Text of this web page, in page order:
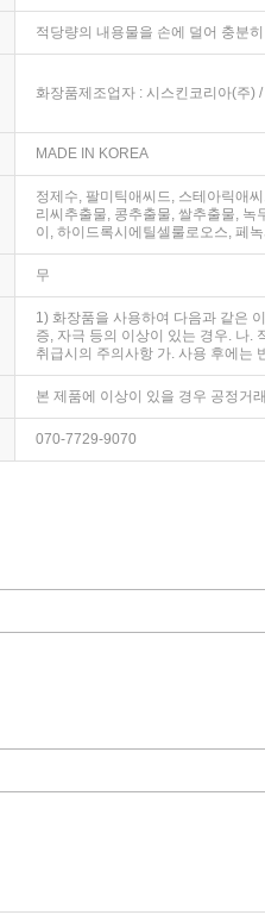
적당량의 내용물을 손에 덜어 충분
화장품제조업자 : 시스킨코리아(주)
MADE IN KOREA
정제수, 팔미틱애씨드, 스테아릭애
리씨추출물, 콩추출물, 쌀추출물, 녹
이, 하이드록시에틸셀룰로오스, 페
무
1) 화장품을 사용하여 다음과 같은
증, 자극 등의 이상이 있는 경우. 나.
취급시의 주의사항 가. 사용 후에는
본 제품에 이상이 있을 경우 공정거
070-7729-9070